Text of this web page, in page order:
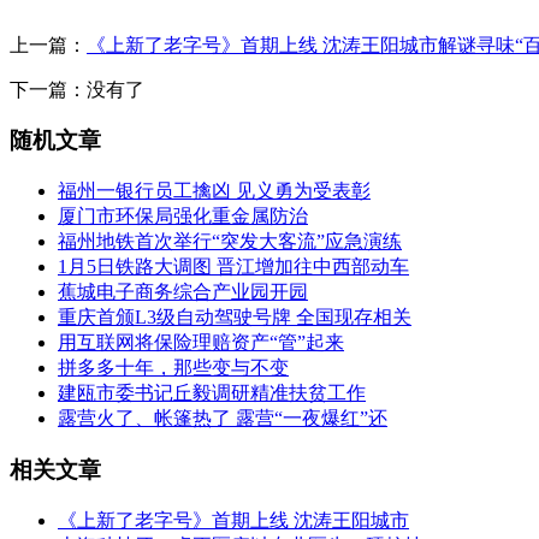
上一篇： 《上新了老字号》首期上线 沈涛王阳城市解谜寻味“
下一篇：没有了
随机文章
福州一银行员工擒凶 见义勇为受表彰
厦门市环保局强化重金属防治
福州地铁首次举行“突发大客流”应急演练
1月5日铁路大调图 晋江增加往中西部动车
蕉城电子商务综合产业园开园
重庆首颁L3级自动驾驶号牌 全国现存相关
用互联网将保险理赔资产“管”起来
拼多多十年，那些变与不变
建瓯市委书记丘毅调研精准扶贫工作
露营火了、帐篷热了 露营“一夜爆红”还
相关文章
《上新了老字号》首期上线 沈涛王阳城市